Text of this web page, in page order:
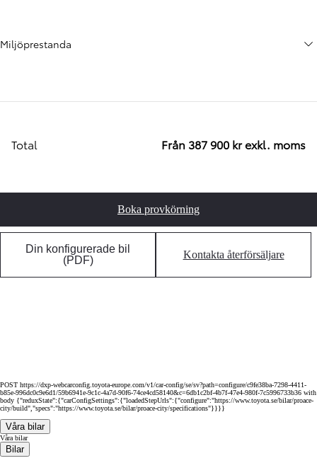
Miljöprestanda
Total Från 387 900 kr exkl. moms
Boka provkörning
Din konfigurerade bil
(PDF)
Kontakta återförsäljare
POST https://dxp-webcarconfig.toyota-europe.com/v1/car-config/se/sv?path=configure/c9fe38ba-7298-4411-
b85e-996dc0c9e6d1/59b6941e-9c1c-4a7d-90f6-74ce4cd58140&c=6db1c2bf-4b7f-47e4-980f-7c5996733b36 with
body {"reduxState":{"carConfigSettings":{"loadedStepUrls":{"configure":"https://www.toyota.se/bilar/proace-
city/build","specs":"https://www.toyota.se/bilar/proace-city/specifications"}}}}
Våra bilar
Våra bilar
Bilar